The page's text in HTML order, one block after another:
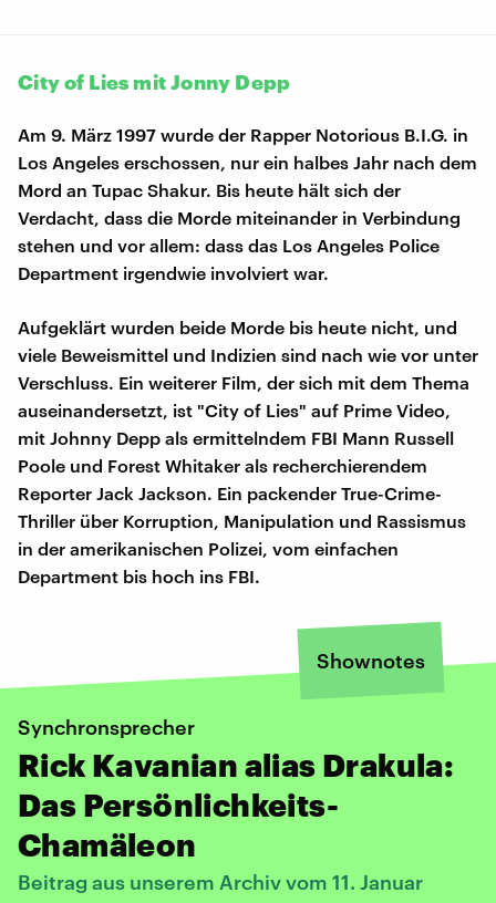
City of Lies mit Jonny Depp
Am 9. März 1997 wurde der Rapper Notorious B.I.G. in
Los Angeles erschossen, nur ein halbes Jahr nach dem
Mord an Tupac Shakur. Bis heute hält sich der
Verdacht, dass die Morde miteinander in Verbindung
stehen und vor allem: dass das Los Angeles Police
Department irgendwie involviert war.
Aufgeklärt wurden beide Morde bis heute nicht, und
viele Beweismittel und Indizien sind nach wie vor unter
Verschluss. Ein weiterer Film, der sich mit dem Thema
auseinandersetzt, ist "City of Lies" auf Prime Video,
mit Johnny Depp als ermittelndem FBI Mann Russell
Poole und Forest Whitaker als recherchierendem
Reporter Jack Jackson. Ein packender True-Crime-
Thriller über Korruption, Manipulation und Rassismus
in der amerikanischen Polizei, vom einfachen
Department bis hoch ins FBI.
Shownotes
Synchronsprecher
Rick Kavanian alias Drakula:
Das Persönlichkeits-
Chamäleon
Beitrag aus unserem Archiv vom 11. Januar